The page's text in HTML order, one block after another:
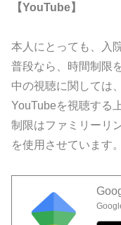
【YouTube】
本人にとっても、入
普段なら、時間制限
中の視聴に関しては
YouTubeを視聴する
制限はファミリーリ
を使用させています。